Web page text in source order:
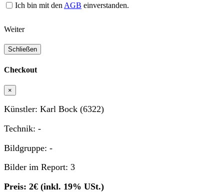
Ich bin mit den AGB einverstanden.
Weiter
Schließen
Checkout
×
Künstler: Karl Bock (6322)
Technik: -
Bildgruppe: -
Bilder im Report: 3
Preis: 2€ (inkl. 19% USt.)